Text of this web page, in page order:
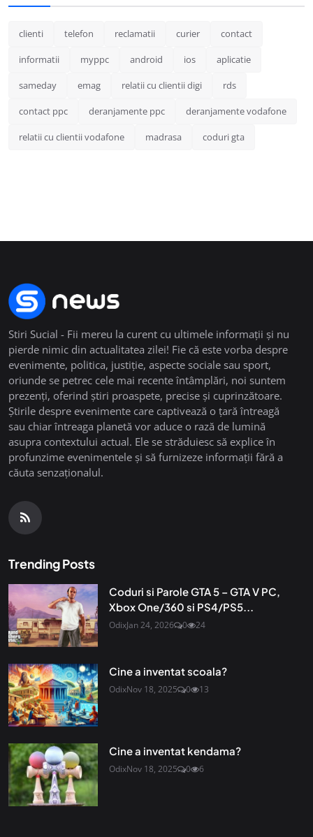
clienti telefon reclamatii curier contact
informatii myppc android ios aplicatie
sameday emag relatii cu clientii digi rds
contact ppc deranjamente ppc deranjamente vodafone
relatii cu clientii vodafone madrasa coduri gta
Stiri Sucial - Fii mereu la curent cu ultimele informații și nu
pierde nimic din actualitatea zilei! Fie că este vorba despre
evenimente, politica, justiție, aspecte sociale sau sport,
oriunde se petrec cele mai recente întâmplări, noi suntem
prezenți, oferind știri proaspete, precise și cuprinzătoare.
Știrile despre evenimente care captivează o țară întreagă
sau chiar întreaga planetă vor aduce o rază de lumină
asupra contextului actual. Ele se străduiesc să explice în
profunzime evenimentele și să furnizeze informații fără a
căuta senzaționalul.
Trending Posts
Coduri si Parole GTA 5 – GTA V PC,
Xbox One/360 si PS4/PS5...
OdixJan 24, 2026 0 24
Cine a inventat scoala?
OdixNov 18, 2025 0 13
Cine a inventat kendama?
OdixNov 18, 2025 0 6